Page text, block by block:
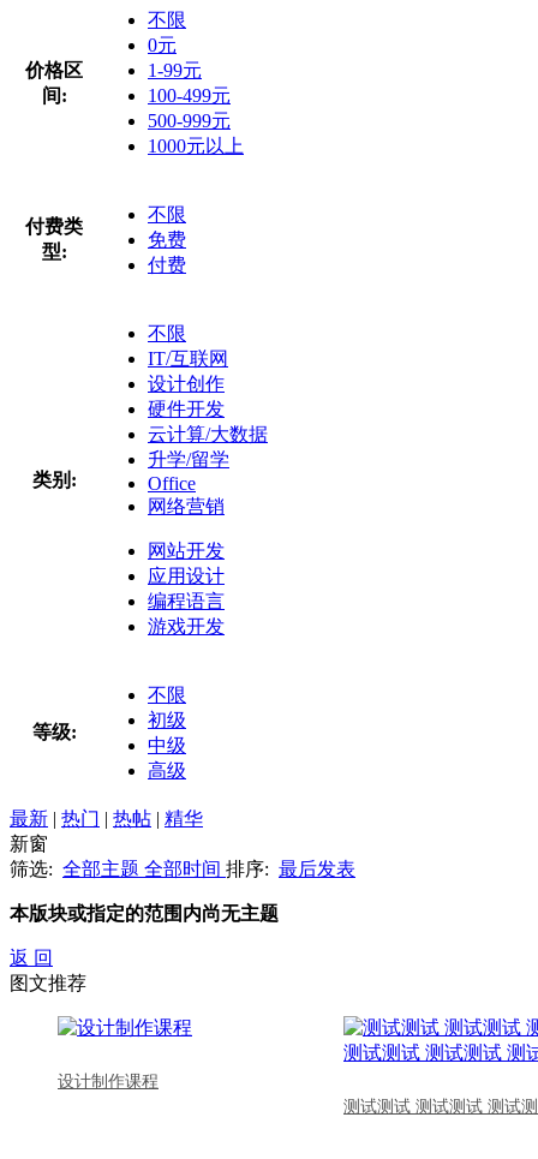
价格区
间:
不限
0元
1-99元
100-499元
500-999元
1000元以上
付费类
型:
不限
免费
付费
类别:
不限
IT/互联网
设计创作
硬件开发
云计算/大数据
升学/留学
Office
网络营销
网站开发
应用设计
编程语言
游戏开发
等级:
不限
初级
中级
高级
最新 | 热门 | 热帖 | 精华
新窗
筛选: 全部主题 全部时间 排序: 最后发表
本版块或指定的范围内尚无主题
返 回
图文推荐
设计制作课程
测试测试 测试测试 测试